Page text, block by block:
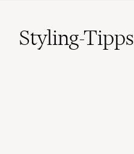
Styling-Tipps